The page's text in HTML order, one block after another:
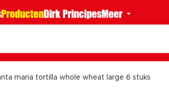
ProductenDirk PrincipesMeer
maria tortilla whole wheat large 6 stuks